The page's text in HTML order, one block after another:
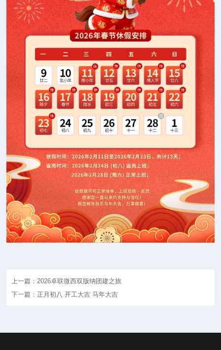
上一篇：2026卓联微西双版纳团建之旅
下一篇：正月初八 开工大吉 马年大吉